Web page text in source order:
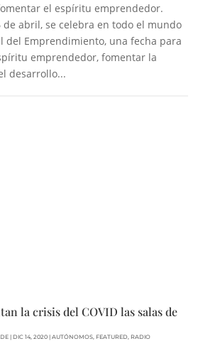
el espíritu emprendedor.
de abril, se celebra en todo el mundo
del Emprendimiento, una fecha para
emprendedor, fomentar la
desarrollo...
la crisis del COVID las salas de
| DIC 14, 2020| AUTÓNOMOS, FEATURED, RADIO